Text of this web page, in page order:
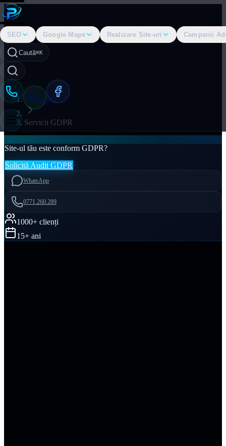
SEO Google Maps Realizare Site-uri Campanii
Caută⌘K
Acasă
Servicii GDPR
Site-ul tău este conform GDPR?
Solicită Audit GDPR
WhatsApp
0771.260.289
1000+ clienți
15+ ani